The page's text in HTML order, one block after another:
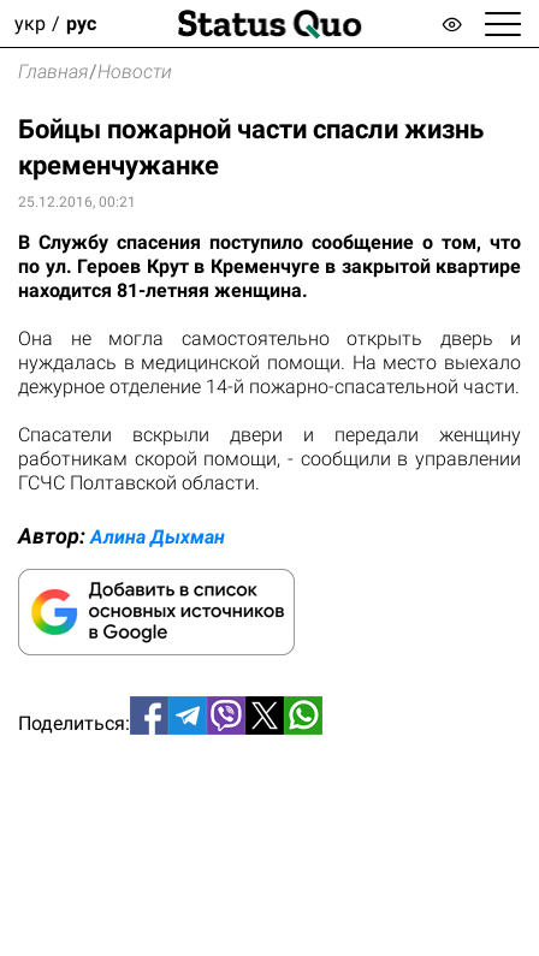
укр рус
Главная/Новости
Бойцы пожарной части спасли жизнь
кременчужанке
25.12.2016, 00:21
В Службу спасения поступило сообщение о том, что
по ул. Героев Крут в Кременчуге в закрытой квартире
находится 81-летняя женщина.
Она не могла самостоятельно открыть дверь и
нуждалась в медицинской помощи. На место выехало
дежурное отделение 14-й пожарно-спасательной части.
Спасатели вскрыли двери и передали женщину
работникам скорой помощи, - сообщили в управлении
ГСЧС Полтавской области.
Автор: Алина Дыхман
Поделиться: